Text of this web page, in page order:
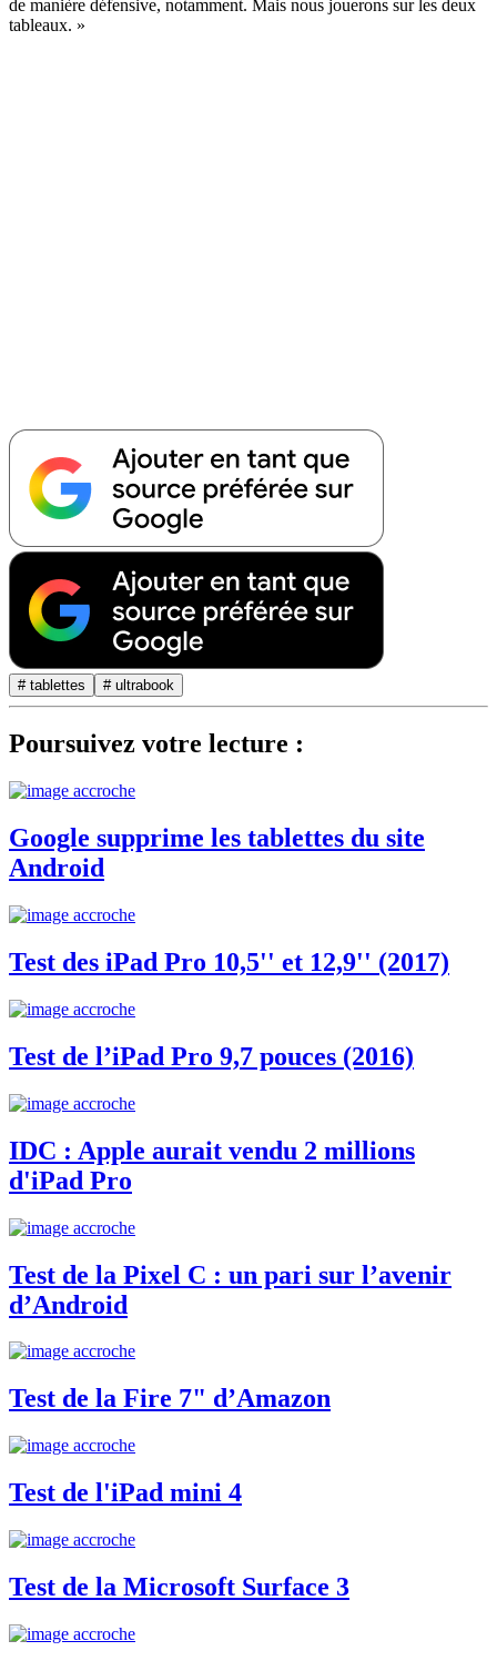
de manière défensive, notamment. Mais nous jouerons sur les deux
tableaux. »
# tablettes # ultrabook
Poursuivez votre lecture :
Google supprime les tablettes du site
Android
Test des iPad Pro 10,5'' et 12,9'' (2017)
Test de l’iPad Pro 9,7 pouces (2016)
IDC : Apple aurait vendu 2 millions
d'iPad Pro
Test de la Pixel C : un pari sur l’avenir
d’Android
Test de la Fire 7" d’Amazon
Test de l'iPad mini 4
Test de la Microsoft Surface 3